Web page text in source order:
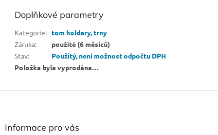
Doplňkové parametry
Kategorie: tom holdery, trny
Záruka:
použité (6 měsíců)
Stav: Použitý, není možnost odpočtu DPH
Položka byla vyprodána…
Z
Informace pro vás